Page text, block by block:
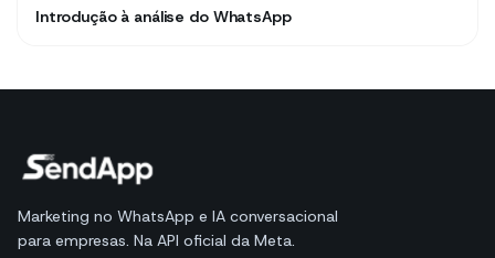
Introdução à análise do WhatsApp
Marketing no WhatsApp e IA conversacional
para empresas. Na API oficial da Meta.